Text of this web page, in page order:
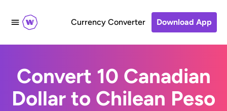
Currency Converter Download App
Convert 10 Canadian
Dollar to Chilean Peso